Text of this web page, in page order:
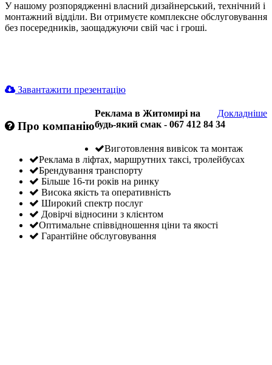
У нашому розпорядженні власний дизайнерський, технічний і
монтажний відділи. Ви отримуєте комплексне обслуговування
без посередників, заощаджуючи свій час і гроші.
Завантажити презентацію
Про компанію
Докладніше
Реклама в Житомирі на
будь-який смак - 067 412 84 34
Виготовлення вивісок та монтаж
Реклама в ліфтах, маршрутних таксі, тролейбусах
Брендування транспорту
Більше 16-ти років на ринку
Висока якість та оперативність
Широкий спектр послуг
Довірчі відносини з клієнтом
Оптимальне співвідношення ціни та якості
Гарантійне обслуговування